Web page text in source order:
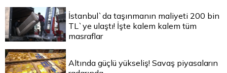
İstanbul`da taşınmanın maliyeti 200 bin
TL`ye ulaştı! İşte kalem kalem tüm
masraflar
Altında güçlü yükseliş! Savaş piyasaların